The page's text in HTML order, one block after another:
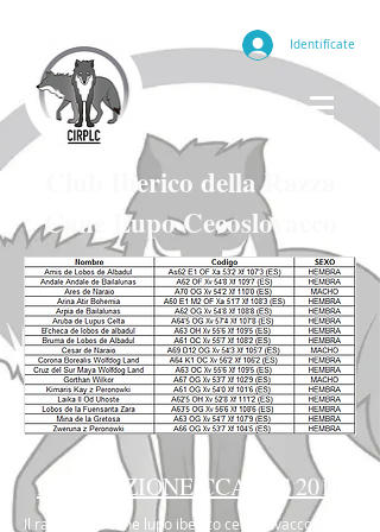
Identifícate
Club Iberico della Razza
Cane Lupo Cecoslovacco
BONITAZIONE CCAPLC 2016
Il randello di cane lupo iberico cecoslovacco, in